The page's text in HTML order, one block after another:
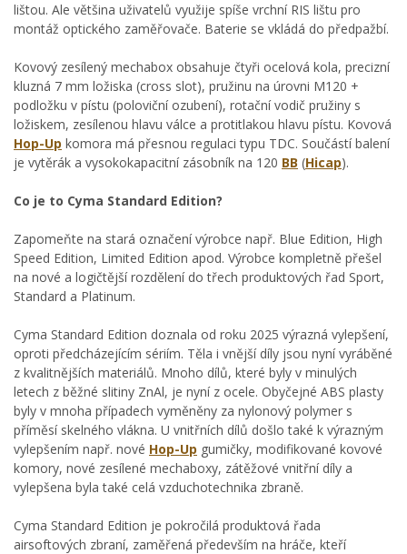
lištou. Ale většina uživatelů využije spíše vrchní RIS lištu pro
montáž optického zaměřovače. Baterie se vkládá do předpažbí.
Kovový zesílený mechabox obsahuje čtyři ocelová kola, precizní
kluzná 7 mm ložiska (cross slot), pružinu na úrovni M120 +
podložku v pístu (poloviční ozubení), rotační vodič pružiny s
ložiskem, zesílenou hlavu válce a protitlakou hlavu pístu. Kovová
Hop-Up komora má přesnou regulaci typu TDC. Součástí balení
je vytěrák a vysokokapacitní zásobník na 120 BB (Hicap).
Co je to Cyma Standard Edition?
Zapomeňte na stará označení výrobce např. Blue Edition, High
Speed Edition, Limited Edition apod. Výrobce kompletně přešel
na nové a logičtější rozdělení do třech produktových řad Sport,
Standard a Platinum.
Cyma Standard Edition doznala od roku 2025 výrazná vylepšení,
oproti předcházejícím sériím. Těla i vnější díly jsou nyní vyráběné
z kvalitnějších materiálů. Mnoho dílů, které byly v minulých
letech z běžné slitiny ZnAl, je nyní z ocele. Obyčejné ABS plasty
byly v mnoha případech vyměněny za nylonový polymer s
příměsí skelného vlákna. U vnitřních dílů došlo také k výrazným
vylepšením např. nové Hop-Up gumičky, modifikované kovové
komory, nové zesílené mechaboxy, zátěžové vnitřní díly a
vylepšena byla také celá vzduchotechnika zbraně.
Cyma Standard Edition je pokročilá produktová řada
airsoftových zbraní, zaměřená především na hráče, kteří